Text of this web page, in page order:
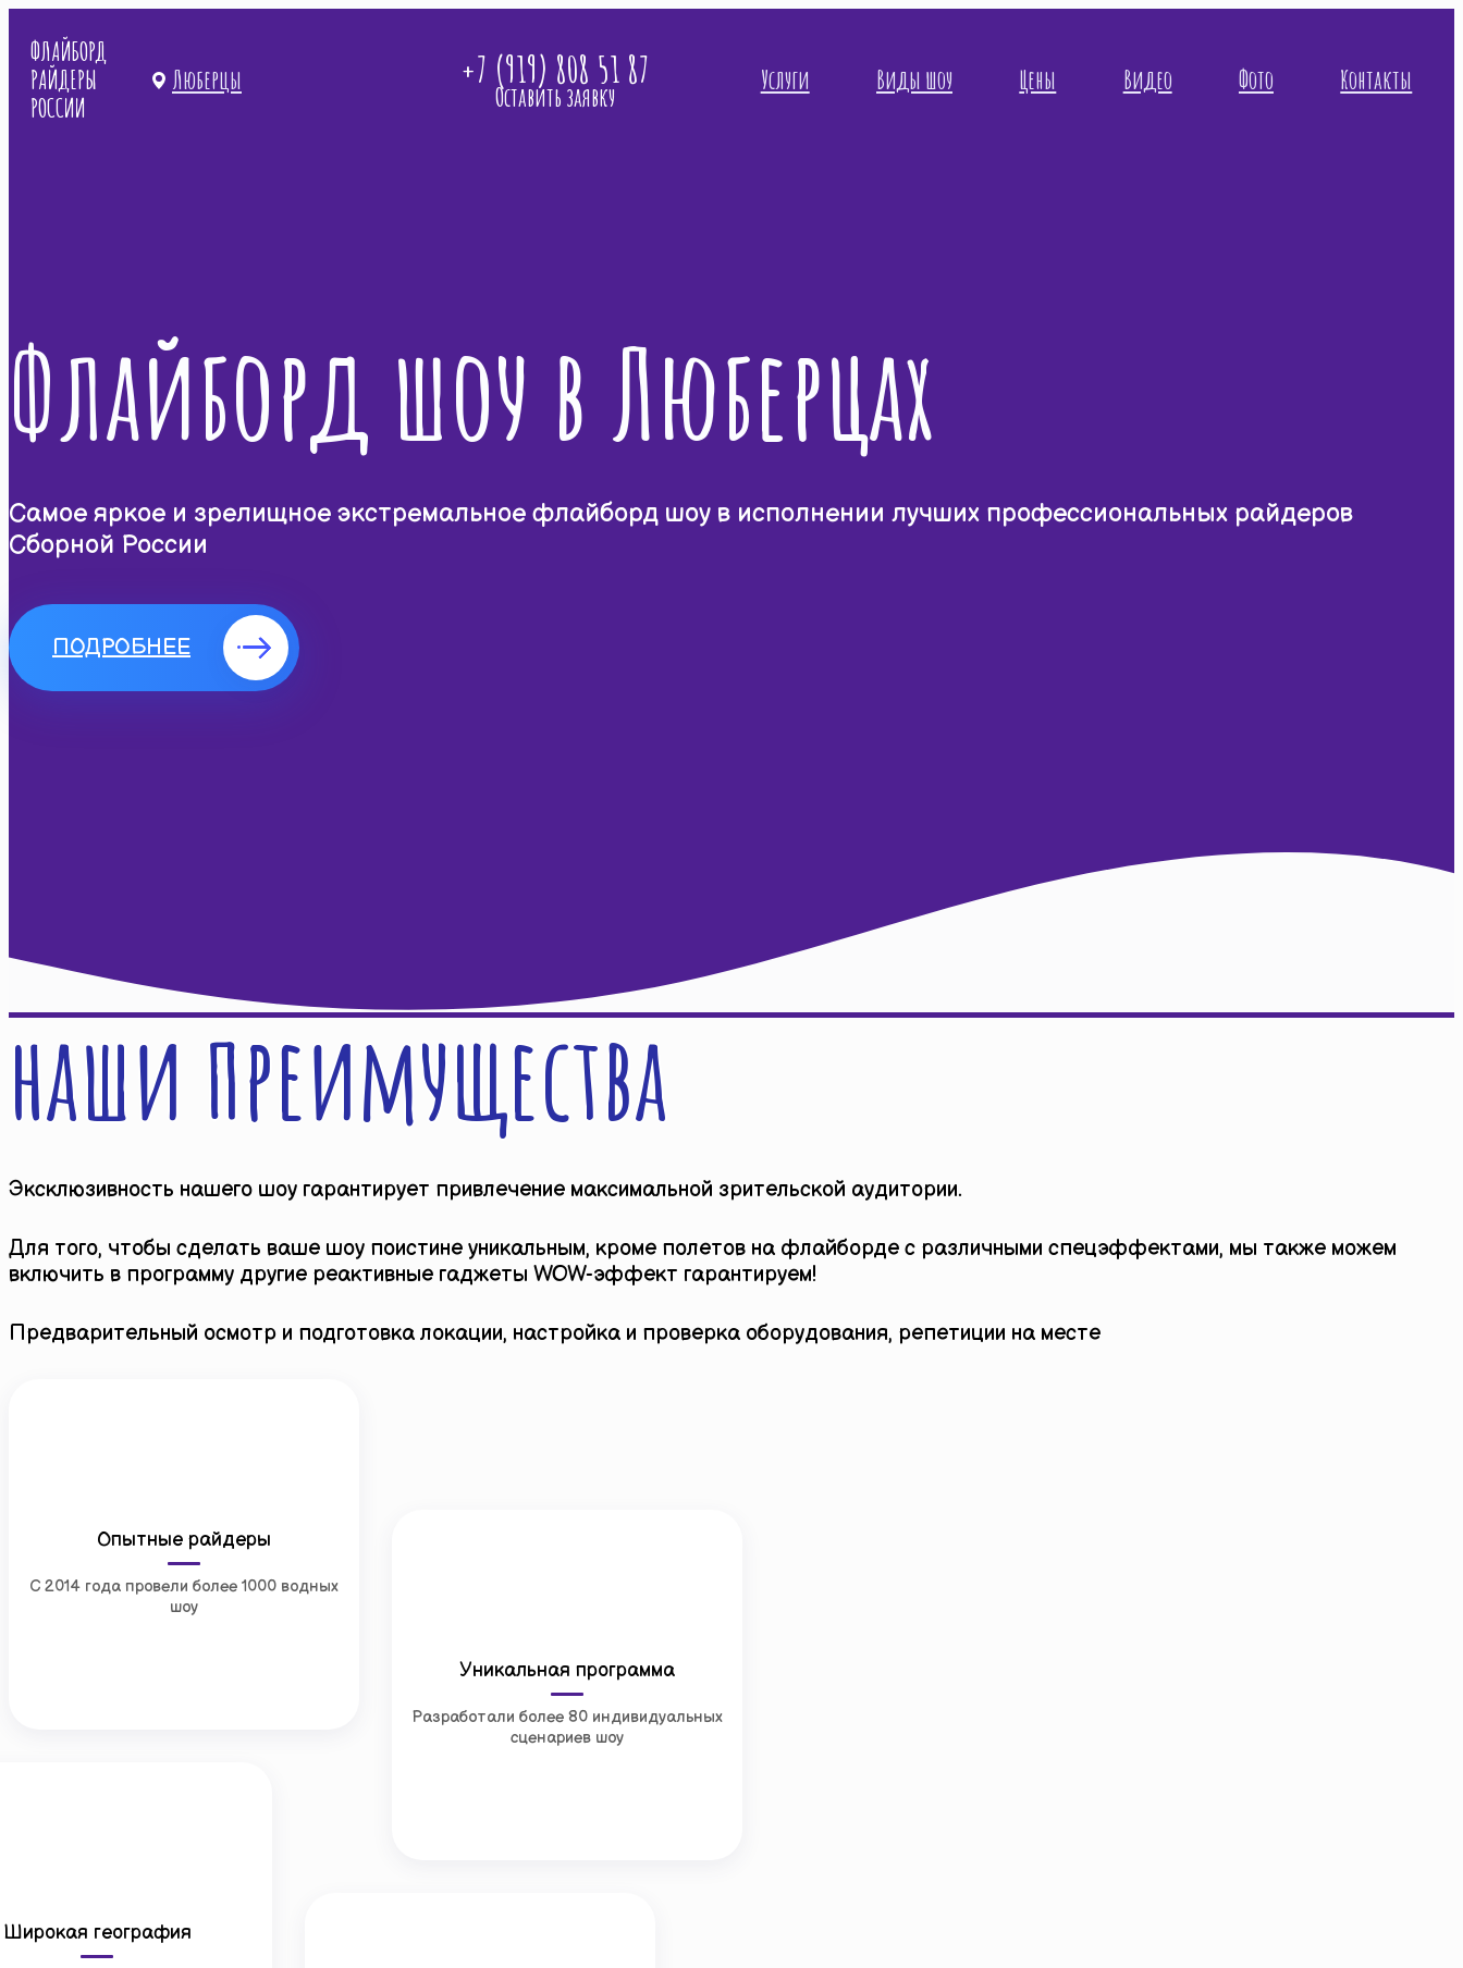
ФЛАЙБОРД
РАЙДЕРЫ
РОССИИ
Люберцы +7 (919) 808 51 87
Оставить заявку
Услуги Виды шоу Цены Видео Фото Контакты
Флайборд шоу в Люберцах
Самое яркое и зрелищное экстремальное флайборд шоу в исполнении лучших профессиональных райдеров
Сборной России
ПОДРОБНЕЕ
наши преимущества
Эксклюзивность нашего шоу гарантирует привлечение максимальной зрительской аудитории.
Для того, чтобы сделать ваше шоу поистине уникальным, кроме полетов на флайборде с различными спецэффектами, мы также можем
включить в программу другие реактивные гаджеты WOW-эффект гарантируем!
Предварительный осмотр и подготовка локации, настройка и проверка оборудования, репетиции на месте
Опытные райдеры
С 2014 года провели более 1000 водных
шоу
Широкая география
Уникальная программа
Разработали более 80 индивидуальных
сценариев шоу